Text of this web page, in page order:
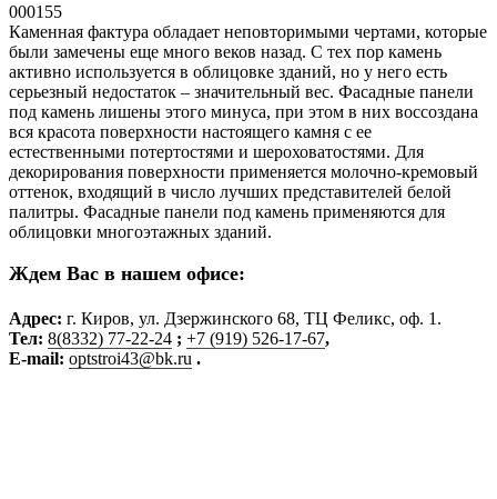
000155
Каменная фактура обладает неповторимыми чертами, которые
были замечены еще много веков назад. С тех пор камень
активно используется в облицовке зданий, но у него есть
серьезный недостаток – значительный вес. Фасадные панели
под камень лишены этого минуса, при этом в них воссоздана
вся красота поверхности настоящего камня с ее
естественными потертостями и шероховатостями. Для
декорирования поверхности применяется молочно-кремовый
оттенок, входящий в число лучших представителей белой
палитры. Фасадные панели под камень применяются для
облицовки многоэтажных зданий.
Ждем Вас в нашем офисе:
Адрес: г. Киров, ул. Дзержинского 68, ТЦ Феликс, оф. 1.
Тел: 8(8332) 77-22-24 ; +7 (919) 526-17-67,
E-mail: optstroi43@bk.ru .